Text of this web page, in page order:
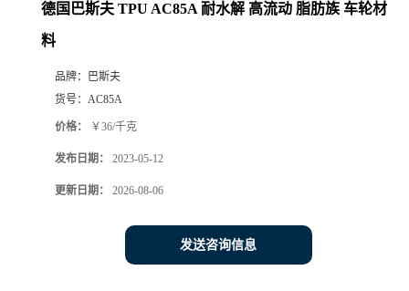
德国巴斯夫 TPU AC85A 耐水解 高流动 脂肪族 车轮材
料
品牌：
巴斯夫
货号： AC85A
价格： ￥36/千克
发布日期： 2023-05-12
更新日期： 2026-08-06
发送咨询信息